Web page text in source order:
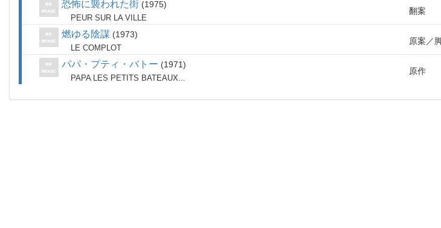
恐怖に襲われた街 1975
PEUR SUR LA VILLE
翻案
燃ゆる陰謀 1973
LE COMPLOT
原案
パパ・プティ・バトー 1971
PAPA LES PETITS BATEAUX...
原作